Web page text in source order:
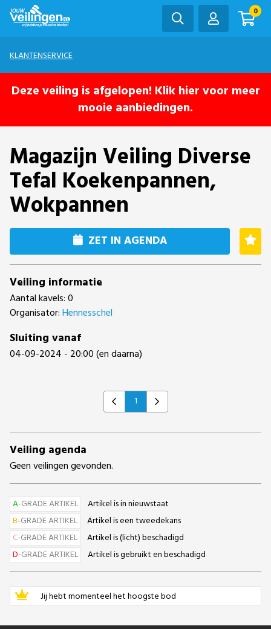
0
KLANTENSERVICE
Deze veiling is afgelopen! Klik hier voor meer
mooie aanbiedingen.
Magazijn Veiling Diverse
Tefal Koekenpannen,
Wokpannen
ZET IN AGENDA
Veiling informatie
Aantal kavels: 0
Organisator:Hennesschel
Sluiting vanaf
04-09-2024 - 20:00 (en daarna)
Previous
1 Next
Veiling agenda
Geen veilingen gevonden.
A-GRADE ARTIKEL
Artikel is in nieuwstaat
B-GRADE ARTIKEL
Artikel is een tweedekans
C-GRADE ARTIKEL
Artikel is (licht) beschadigd
D-GRADE ARTIKEL Artikel is gebruikt en beschadigd
Jij hebt momenteel het hoogste bod